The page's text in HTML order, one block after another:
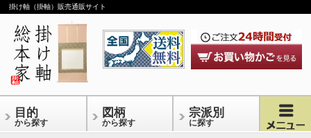
掛け軸（掛軸）販売通販サイト
目的
から探す
図柄
から探す
宗派別
に探す